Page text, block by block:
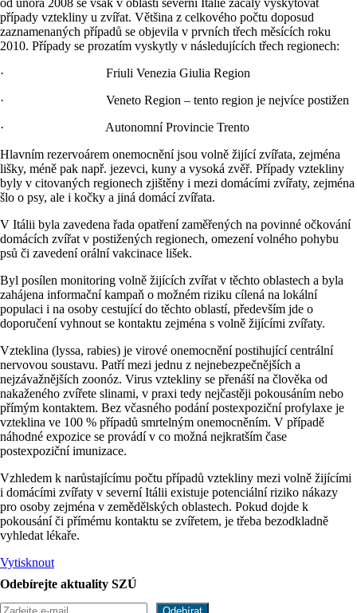
případy vztekliny u zvířat. Většina z celkového počtu doposud
zaznamenaných případů se objevila v prvních třech měsících roku
2010. Případy se prozatím vyskytly v následujících třech regionech:
· Friuli Venezia Giulia Region
· Veneto Region – tento region je nejvíce postižen
· Autonomní Provincie Trento
Hlavním rezervoárem onemocnění jsou volně žijící zvířata, zejména
lišky, méně pak např. jezevci, kuny a vysoká zvěř. Případy vztekliny
byly v citovaných regionech zjištěny i mezi domácími zvířaty, zejména
šlo o psy, ale i kočky a jiná domácí zvířata.
V Itálii byla zavedena řada opatření zaměřených na povinné očkování
domácích zvířat v postižených regionech, omezení volného pohybu
psů či zavedení orální vakcinace lišek.
Byl posílen monitoring volně žijících zvířat v těchto oblastech a byla
zahájena informační kampaň o možném riziku cílená na lokální
populaci i na osoby cestující do těchto oblastí, především jde o
doporučení vyhnout se kontaktu zejména s volně žijícími zvířaty.
Vzteklina (lyssa, rabies) je virové onemocnění postihující centrální
nervovou soustavu. Patří mezi jednu z nejnebezpečnějších a
nejzávažnějších zoonóz. Virus vztekliny se přenáší na člověka od
nakaženého zvířete slinami, v praxi tedy nejčastěji pokousáním nebo
přímým kontaktem. Bez včasného podání postexpoziční profylaxe je
vzteklina ve 100 % případů smrtelným onemocněním. V případě
náhodné expozice se provádí v co možná nejkratším čase
postexpoziční imunizace.
Vzhledem k narůstajícímu počtu případů vztekliny mezi volně žijícími
i domácími zvířaty v severní Itálii existuje potenciální riziko nákazy
pro osoby zejména v zemědělských oblastech. Pokud dojde k
pokousání či přímému kontaktu se zvířetem, je třeba bezodkladně
vyhledat lékaře.
Vytisknout
Odebírejte aktuality SZÚ